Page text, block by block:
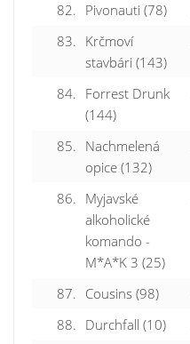
82. Pivonauti (78)
83. Krčmoví
stavbári (143)
84. Forrest Drunk
(144)
85. Nachmelená
opice (132)
86. Myjavské
alkoholické
komando -
M*A*K 3 (25)
87. Cousins (98)
88. Durchfall (10)